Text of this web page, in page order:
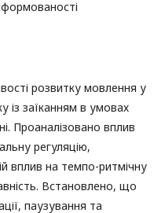
розвитку мовлення у
із заїканням в умовах
Проаналізовано вплив
регуляцію,
вплив на темпо-ритмічну
Встановлено, що
паузування та